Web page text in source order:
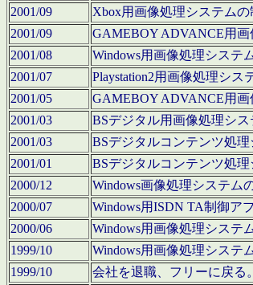
2001/09
Xbox用画像処理システム
2001/09
GAMEBOY ADVANCE用
2001/08
Windows用画像処理システ
2001/07
Playstation2用画像処理シ
2001/05
GAMEBOY ADVANCE用画
2001/03
BSデジタル用画像処理シ
2001/03
BSデジタルコンテンツ処理
2001/01
BSデジタルコンテンツ処理
2000/12
Windows画像処理システム
2000/07
Windows用ISDN TA制御ア
2000/06
Windows用画像処理システ
1999/10
Windows用画像処理システ
1999/10
会社を退職、フリーに戻る。